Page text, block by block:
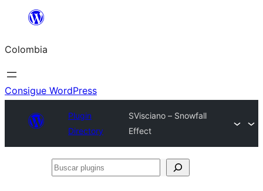
Saltar
contenido
Colombia
Consigue WordPress
Plugin
Directory
SVisciano – Snowfall
Effect
Buscar